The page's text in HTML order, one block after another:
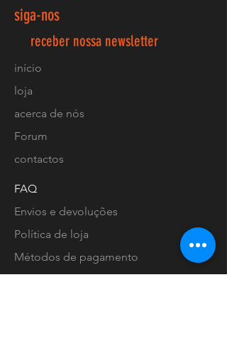
siga-nos
receber nossa newsletter
início
loja
acerca de nós
Forum
contactos
FAQ
Envios e devoluções
Política de loja
Métodos de pagamento